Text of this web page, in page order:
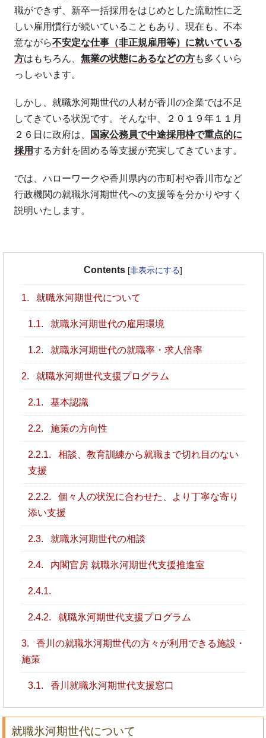
職ができず、新卒一括採用をはじめとした流動性に乏
しい雇用慣行が続いていることもあり、現在も、不本
意ながら不安定な仕事（非正規雇用等）に就いている
方はもちろん、無業の状態にあるなどの方も多くいら
っしゃいます。
しかし、就職氷河期世代の人材が香川の企業では不足
してきている状況です。そんな中、２０１９年１１月
２６日に政府は、
国家公務員で中途採用枠で重点的に
採用する方針を固める等支援が充実してきています。
では、ハローワークや香川県内の市町村や香川市など
行政機関の就職氷河期世代への支援等を分かりやすく
説明いたします。
Contents [非表示にする]
1. 就職氷河期世代について
1.1. 就職氷河期世代の雇用環境
1.2. 就職氷河期世代の就職率・求人倍率
2. 就職氷河期世代支援プログラム
2.1. 基本認識
2.2. 施策の方向性
2.2.1.
相談、教育訓練から就職まで切れ目のない
支援
2.2.2.
個々人の状況に合わせた、より丁寧な寄り
添い支援
2.3. 就職氷河期世代の相談
2.4. 内閣官房 就職氷河期世代支援推進室
2.4.1.
2.4.2. 就職氷河期世代支援プログラム
3.
香川の就職氷河期世代の方々が利用できる施設・
施策
3.1. 香川就職氷河期世代支援窓口
就職氷河期世代について